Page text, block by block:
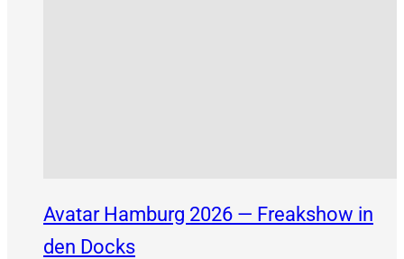
Avatar Hamburg 2026 — Freakshow in
den Docks